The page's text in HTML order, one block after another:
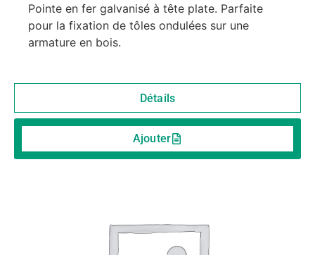
Pointe en fer galvanisé à tête plate. Parfaite
pour la fixation de tôles ondulées sur une
armature en bois.
Détails
Ajouter